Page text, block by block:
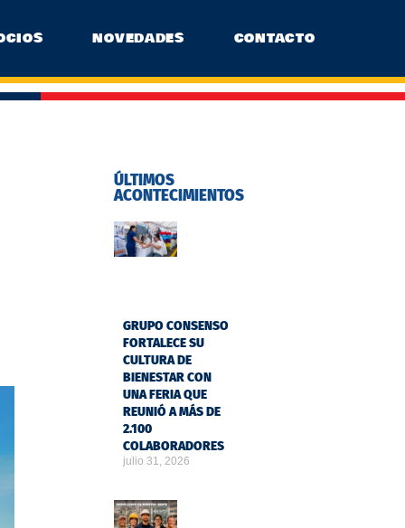
NOVEDADES CONTACTO
ÚLTIMOS
ACONTECIMIENTOS
GRUPO CONSENSO
FORTALECE SU
CULTURA DE
BIENESTAR CON
UNA FERIA QUE
REUNIÓ A MÁS DE
2.100
COLABORADORES
julio 31, 2026